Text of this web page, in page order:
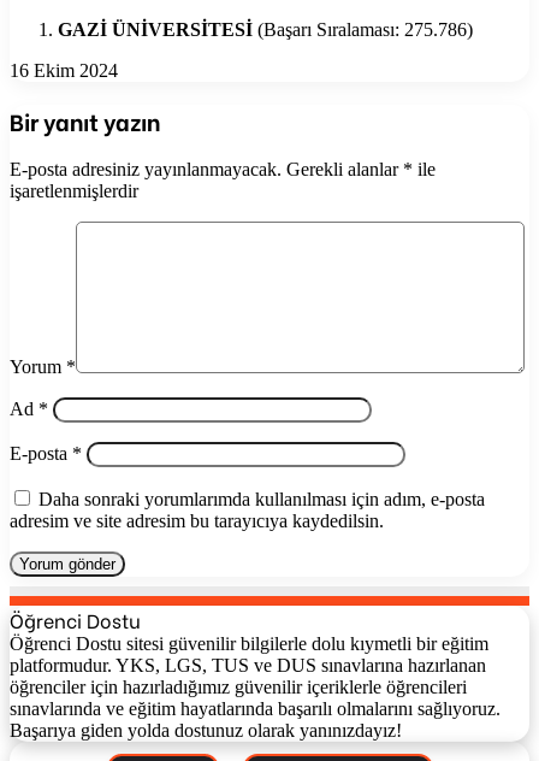
GAZİ ÜNİVERSİTESİ (Başarı Sıralaması: 275.786)
16 Ekim 2024
Bir yanıt yazın
E-posta adresiniz yayınlanmayacak. Gerekli alanlar * ile
işaretlenmişlerdir
Yorum *
Ad *
E-posta *
Daha sonraki yorumlarımda kullanılması için adım, e-posta
adresim ve site adresim bu tarayıcıya kaydedilsin.
Öğrenci Dostu
Öğrenci Dostu sitesi güvenilir bilgilerle dolu kıymetli bir eğitim
platformudur. YKS, LGS, TUS ve DUS sınavlarına hazırlanan
öğrenciler için hazırladığımız güvenilir içeriklerle öğrencileri
sınavlarında ve eğitim hayatlarında başarılı olmalarını sağlıyoruz.
Başarıya giden yolda dostunuz olarak yanınızdayız!